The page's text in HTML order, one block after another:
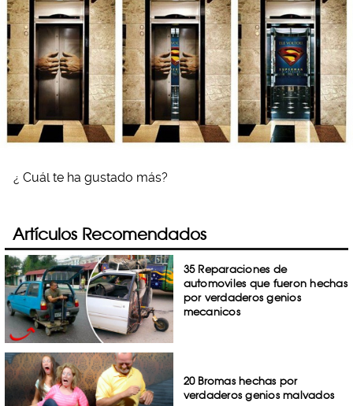
¿ Cuál te ha gustado más?
Artículos Recomendados
35 Reparaciones de
automoviles que fueron hechas
por verdaderos genios
mecanicos
20 Bromas hechas por
verdaderos genios malvados